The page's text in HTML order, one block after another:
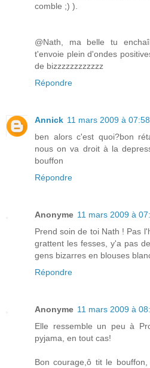
comble ;) ).
@Nath, ma belle tu
t'envoie plein d'ondes
de bizzzzzzzzzzzz
Répondre
Annick 11 mars 2009 à 07:58
ben alors c'est quoi?bon
nous on va droit à la
bouffon
Répondre
Anonyme 11 mars 2009 à
Prend soin de toi Nath ! Pas
grattent les fesses, y'a pas
gens bizarres en blouses
Répondre
Anonyme 11 mars 2009 à
Elle ressemble un peu à
pyjama, en tout cas!
Bon courage,ô tit le